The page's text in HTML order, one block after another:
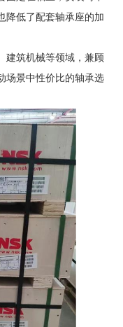
降低了配套轴承座的加
建筑机械等领域，兼顾
场景中性价比的轴承选